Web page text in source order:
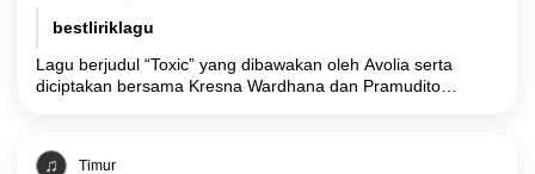
bestliriklagu
Lagu berjudul “Toxic” yang dibawakan oleh Avolia serta
diciptakan bersama Kresna Wardhana dan Pramudito
Timur